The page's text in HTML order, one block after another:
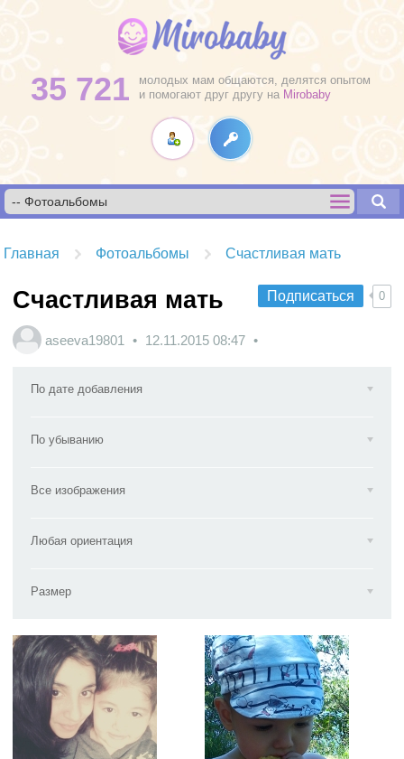
35 721
молодых мам общаются, делятся опытом
и помогают друг другу на Mirobaby
Главная Фотоальбомы Счастливая мать
Подписаться 0
Счастливая мать
aseeva19801 12.11.2015 08:47
По дате добавления
По убыванию
Все изображения
Любая ориентация
Размер